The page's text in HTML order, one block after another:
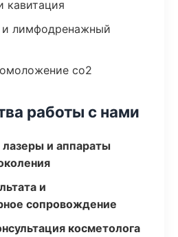
кавитация
и лимфодренажный
co2
работы с нами
и аппараты
и
сопровождение
косметолога